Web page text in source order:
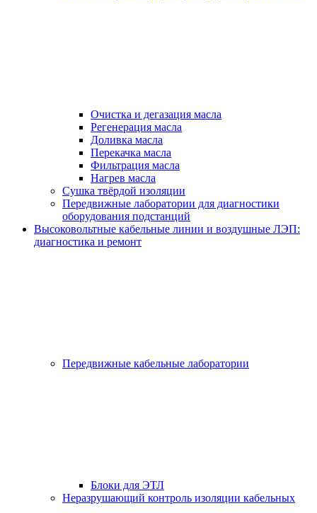
Очистка и дегазация масла
Регенерация масла
Доливка масла
Перекачка масла
Фильтрация масла
Нагрев масла
Сушка твёрдой изоляции
Передвижные лаборатории для диагностики
оборудования подстанций
Высоковольтные кабельные линии и воздушные ЛЭП:
диагностика и ремонт
Передвижные кабельные лаборатории
Блоки для ЭТЛ
Неразрушающий контроль изоляции кабельных